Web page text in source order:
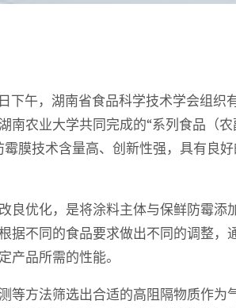
下午，湖南省食品科学技术学会组织
南农业大学共同完成的“系列食品（
膜技术含量高、创新性强，具有良
良优化，是将涂料主体与保鲜防霉添
据不同的食品要求做出不同的调整，
产品所需的性能。
等方法筛选出合适的高阻隔物质作为